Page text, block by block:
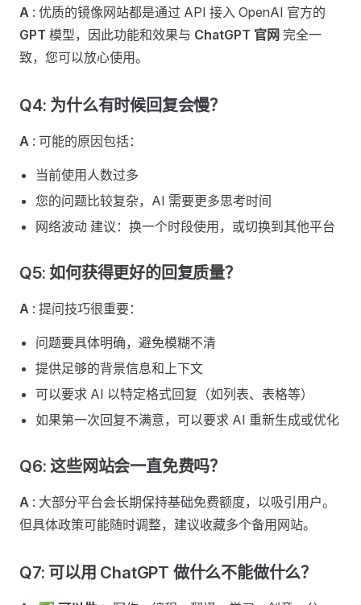
A : 优质的镜像网站都是通过 API 接入 OpenAI 官方的
GPT 模型，因此功能和效果与 ChatGPT 官网 完全一
致，您可以放心使用。
Q4: 为什么有时候回复会慢？ ​
A : 可能的原因包括：
当前使用人数过多
您的问题比较复杂，AI 需要更多思考时间
网络波动 建议：换一个时段使用，或切换到其他平台
Q5: 如何获得更好的回复质量？ ​
A : 提问技巧很重要：
问题要具体明确，避免模糊不清
提供足够的背景信息和上下文
可以要求 AI 以特定格式回复（如列表、表格等）
如果第一次回复不满意，可以要求 AI 重新生成或优化
Q6: 这些网站会一直免费吗？ ​
A : 大部分平台会长期保持基础免费额度，以吸引用户。
但具体政策可能随时调整，建议收藏多个备用网站。
Q7: 可以用 ChatGPT 做什么不能做什么？ ​